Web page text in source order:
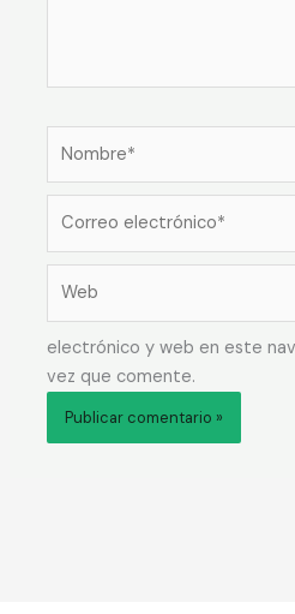
electrónico y web en este
vez que comente.